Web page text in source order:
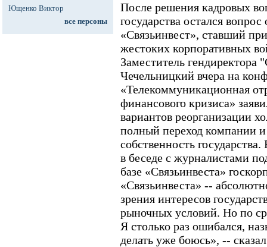
Ющенко Виктор
все персоны
После решения кадровых
государства остался
«Связьинвест», ставший
жестоких корпоративных
Заместитель гендиректора
Чечельницкий вчера на
«Телекоммуникационная
финансового кризиса»
вариантов реорганизации
полный переход компании и
собственность
в беседе с журналистами
базе «Связьинвеста»
«Связьинвеста» --
зрения интересов
рыночных условий. Но по
Я столько раз ошибался,
делать уже боюсь», --